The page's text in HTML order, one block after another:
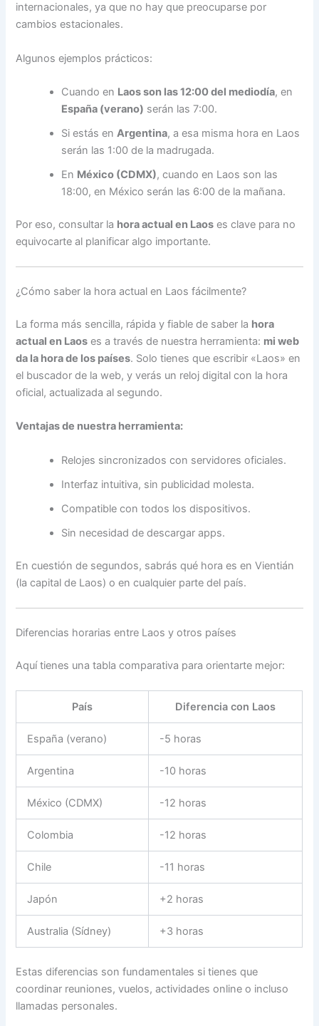
internacionales, ya que no hay que preocuparse por
cambios estacionales.
Algunos ejemplos prácticos:
Cuando en Laos son las 12:00 del mediodía, en
España (verano) serán las 7:00.
Si estás enArgentina, a esa misma hora en Laos
serán las 1:00 de la madrugada.
En México (CDMX), cuando en Laos son las
18:00, en México serán las 6:00 de la mañana.
Por eso, consultar la hora actual en Laos es clave para no
equivocarte al planificar algo importante.
¿Cómo saber la hora actual en Laos fácilmente?
La forma más sencilla, rápida y fiable de saber la hora
actual en Laos es a través de nuestra herramienta: mi web
da la hora de los países. Solo tienes que escribir «Laos» en
el buscador de la web, y verás un reloj digital con la hora
oficial, actualizada al segundo.
Ventajas de nuestra herramienta:
Relojes sincronizados con servidores oficiales.
Interfaz intuitiva, sin publicidad molesta.
Compatible con todos los dispositivos.
Sin necesidad de descargar apps.
En cuestión de segundos, sabrás qué hora es en Vientián
(la capital de Laos) o en cualquier parte del país.
Diferencias horarias entre Laos y otros países
Aquí tienes una tabla comparativa para orientarte mejor:
País Diferencia con Laos
España (verano) -5 horas
Argentina -10 horas
México (CDMX) -12 horas
Colombia -12 horas
Chile -11 horas
Japón +2 horas
Australia (Sídney) +3 horas
Estas diferencias son fundamentales si tienes que
coordinar reuniones, vuelos, actividades online o incluso
llamadas personales.